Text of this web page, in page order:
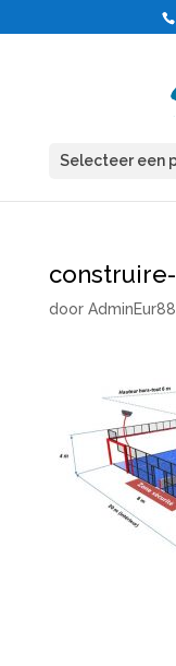
Selecteer een
door AdminEur88